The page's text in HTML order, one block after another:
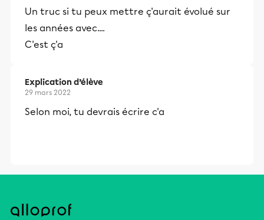
Un truc si tu peux mettre ç'aurait évolué sur
les années avec....
C'est ç'a
Explication d’élève
29 mars 2022
Selon moi, tu devrais écrire c'a